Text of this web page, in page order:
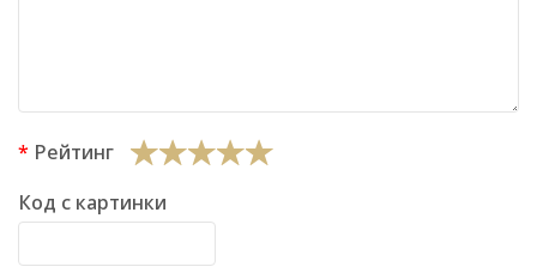
Рейтинг
Код с картинки